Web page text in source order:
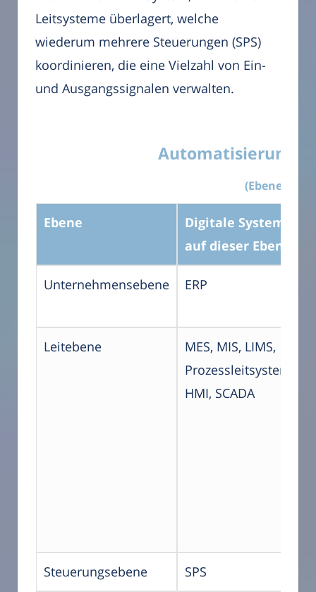
Leitsysteme überlagert, welche
wiederum mehrere Steuerungen (SPS)
koordinieren, die eine Vielzahl von Ein-
und Ausgangssignalen verwalten.
(Ebenen)
Ebene
Digitale Systeme
auf dieser Ebene
Unternehmensebene ERP
Leitebene
MES, MIS, LIMS,
Prozessleitsystem,
HMI, SCADA
Steuerungsebene SPS